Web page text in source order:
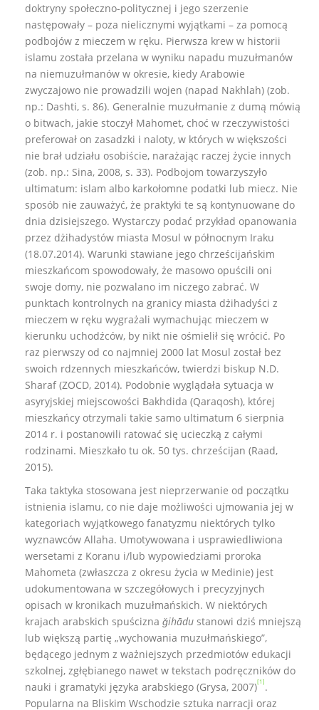
doktryny społeczno-politycznej i jego szerzenie
następowały – poza nielicznymi wyjątkami – za pomocą
podbojów z mieczem w ręku. Pierwsza krew w historii
islamu została przelana w wyniku napadu muzułmanów
na niemuzułmanów w okresie, kiedy Arabowie
zwyczajowo nie prowadzili wojen (napad Nakhlah) (zob.
np.: Dashti, s. 86). Generalnie muzułmanie z dumą mówią
o bitwach, jakie stoczył Mahomet, choć w rzeczywistości
preferował on zasadzki i naloty, w których w większości
nie brał udziału osobiście, narażając raczej życie innych
(zob. np.: Sina, 2008, s. 33). Podbojom towarzyszyło
ultimatum: islam albo karkołomne podatki lub miecz. Nie
sposób nie zauważyć, że praktyki te są kontynuowane do
dnia dzisiejszego. Wystarczy podać przykład opanowania
przez dżihadystów miasta Mosul w północnym Iraku
(18.07.2014). Warunki stawiane jego chrześcijańskim
mieszkańcom spowodowały, że masowo opuścili oni
swoje domy, nie pozwalano im niczego zabrać. W
punktach kontrolnych na granicy miasta dżihadyści z
mieczem w ręku wygrażali wymachując mieczem w
kierunku uchodźców, by nikt nie ośmielił się wrócić. Po
raz pierwszy od co najmniej 2000 lat Mosul został bez
swoich rdzennych mieszkańców, twierdzi biskup N.D.
Sharaf (ZOCD, 2014). Podobnie wyglądała sytuacja w
asyryjskiej miejscowości Bakhdida (Qaraqosh), której
mieszkańcy otrzymali takie samo ultimatum 6 sierpnia
2014 r. i postanowili ratować się ucieczką z całymi
rodzinami. Mieszkało tu ok. 50 tys. chrześcijan (Raad,
2015).
Taka taktyka stosowana jest nieprzerwanie od początku
istnienia islamu, co nie daje możliwości ujmowania jej w
kategoriach wyjątkowego fanatyzmu niektórych tylko
wyznawców Allaha. Umotywowana i usprawiedliwiona
wersetami z Koranu i/lub wypowiedziami proroka
Mahometa (zwłaszcza z okresu życia w Medinie) jest
udokumentowana w szczegółowych i precyzyjnych
opisach w kronikach muzułmańskich. W niektórych
krajach arabskich spuścizna ǧihādu stanowi dziś mniejszą
lub większą partię „wychowania muzułmańskiego”,
będącego jednym z ważniejszych przedmiotów edukacji
szkolnej, zgłębianego nawet w tekstach podręczników do
nauki i gramatyki języka arabskiego (Grysa, 2007)[1] .
Popularna na Bliskim Wschodzie sztuka narracji oraz